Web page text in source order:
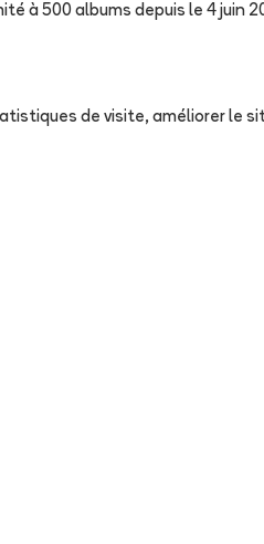
à 500 albums depuis le 4 juin
de visite, améliorer le